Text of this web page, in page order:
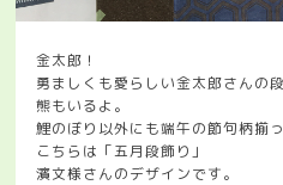
金太郎！
勇ましくも愛らしい金太郎さんの
熊もいるよ。
鯉のぼり以外にも端午の節句柄揃っ
こちらは「五月段飾り」
濱文様さんのデザインです。